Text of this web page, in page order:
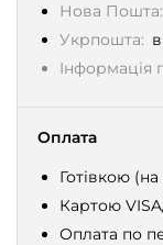
Нова Пошта:
Укрпошта:
Інформація
Оплата
Готівкою (на
Картою
Оплата по